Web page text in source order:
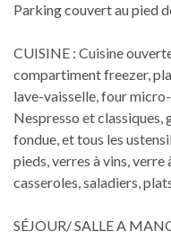
Parking couvert au pied
CUISINE : Cuisine
compartiment freezer,
lave-vaisselle, four
Nespresso et
fondue, et tous les
pieds, verres à vins, verre
casseroles, saladiers,
SÉJOUR/ SALLE A